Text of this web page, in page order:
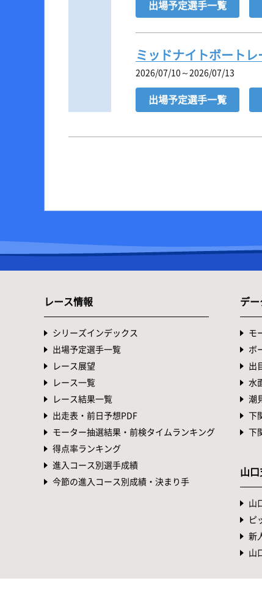
出場予定選手一覧
ミッドナイトボート
2026/07/10～2026/07/13
出場予定選手一覧
レース情報
シリーズインデックス
出場予定選手一覧
レース展望
レース一覧
レース結果一覧
出走表・前日予想PDF
モーター抽選結果・前検タイムランキング
得点率ランキング
進入コース別選手成績
今節の進入コース別成績・決まり手
デー
モ
ボ
出
水
潮
下
下
山口
山
ピ
新
山